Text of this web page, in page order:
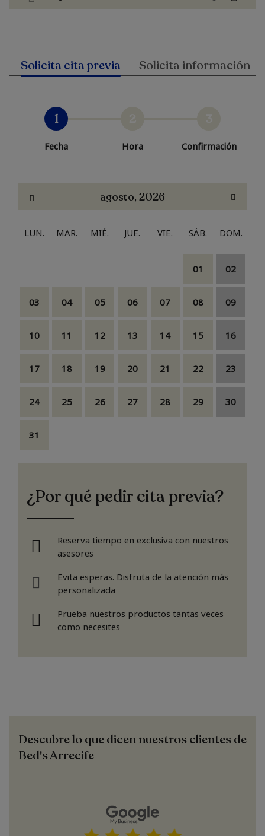
Solicita cita previa Solicita información
1
Fecha Hora Confirmación
agosto, 2026
LUN. MAR. MIÉ. JUE. VIE. SÁB. DOM.
01 02
03 04 05 06 07 08 09
10 11 12 13 14 15 16
17 18 19 20 21 22 23
24 25 26 27 28 29 30
31
¿Por qué pedir cita previa?
Reserva tiempo en exclusiva con nuestros
asesores
Evita esperas. Disfruta de la atención más
personalizada
Prueba nuestros productos tantas veces
como necesites
Descubre lo que dicen nuestros clientes de
Bed's Arrecife